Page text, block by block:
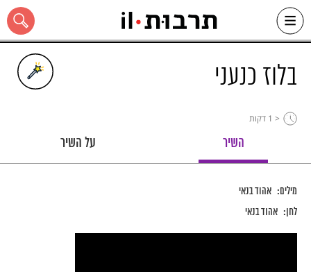
Skip
content
כל האתר
בלוז כנעני
< 1 דקות
השיר על השיר
מילים: אהוד בנאי
לחן: אהוד בנאי